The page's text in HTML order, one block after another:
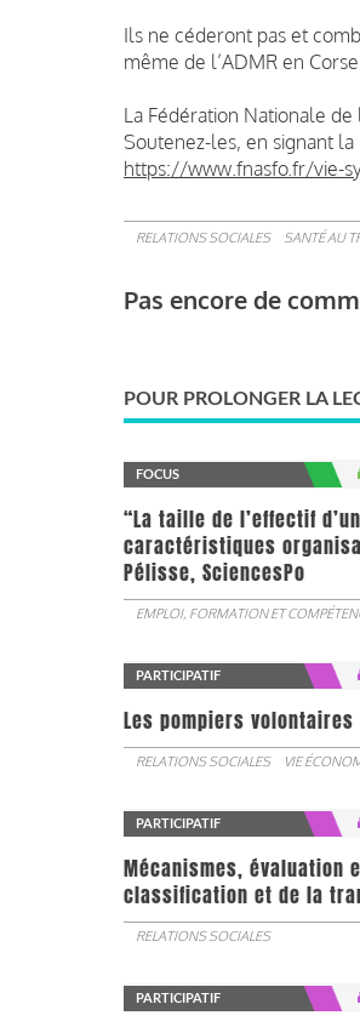
Ils ne céderont pas et
même de l’ADMR en
La Fédération Nationale de
Soutenez-les, en signant la
https://www.fnasfo.fr/vie-
RELATIONS SOCIALES SANTÉ AU
Pas encore de
POUR PROLONGER LA
FOCUS
“La taille de l’effectif
caractéristiques
Pélisse, SciencesPo
EMPLOI, FORMATION ET
PARTICIPATIF
Les pompiers
RELATIONS SOCIALES VIE
PARTICIPATIF
Mécanismes, évaluation
classification et de la
RELATIONS SOCIALES
PARTICIPATIF